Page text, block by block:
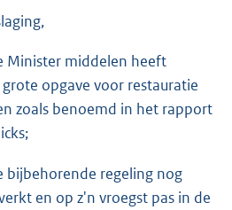
Minister middelen heeft
opgave voor restauratie
zoals benoemd in het rapport
bijbehorende regeling nog
en op z'n vroegst pas in de